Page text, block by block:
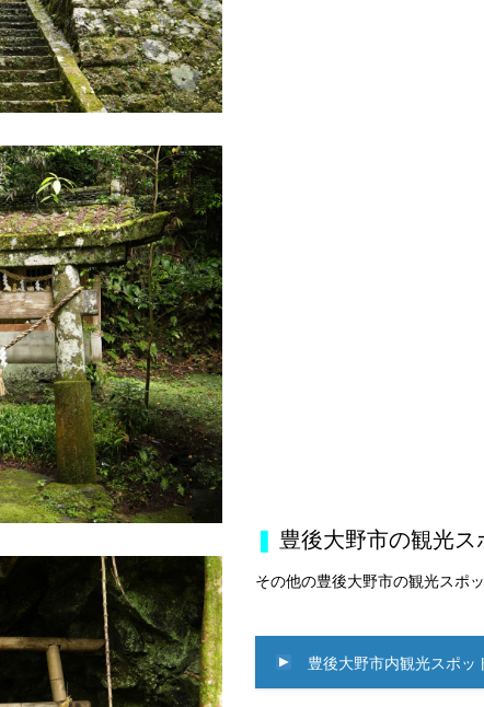
❚ 豊後大野市の観光ス
その他の豊後大野市の観光スポ
豊後大野市内観光スポッ